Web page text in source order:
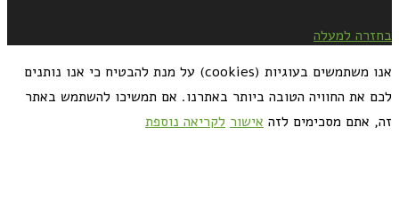
בחזרה למעלה
אנו משתמשים בעוגיות (cookies) על מנת להבטיח כי אנו נותנים
לכם את החוויה הטובה ביותר באתרנו. אם תמשיכו להשתמש באתר
זה, אתם מסכימים לזה אישור לקריאה נוספת